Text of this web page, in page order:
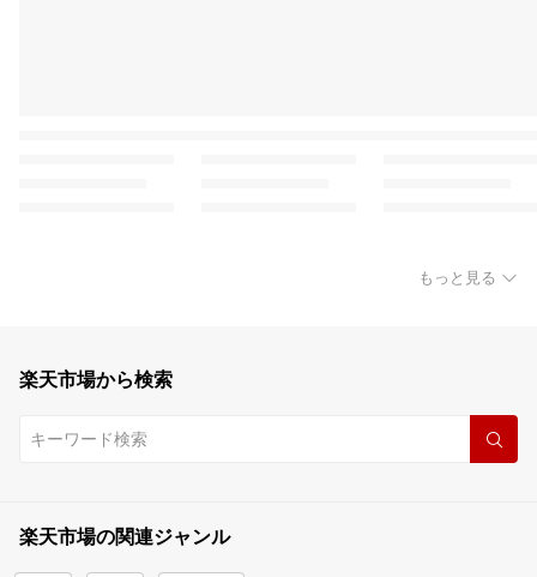
もっと見る
楽天市場から検索
楽天市場の関連ジャンル